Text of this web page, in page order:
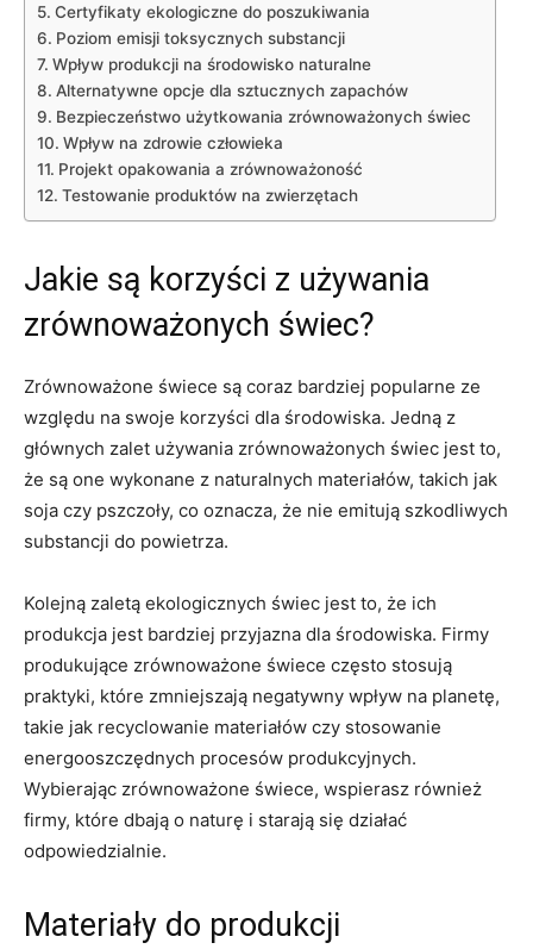
Certyfikaty ‍ekologiczne do poszukiwania
Poziom emisji toksycznych substancji
Wpływ produkcji na środowisko naturalne
Alternatywne opcje dla sztucznych zapachów
Bezpieczeństwo użytkowania zrównoważonych świec
Wpływ na ⁣zdrowie człowieka
Projekt opakowania a zrównoważoność
Testowanie produktów na zwierzętach
Jakie są korzyści z używania
zrównoważonych świec?
Zrównoważone świece są coraz ⁣bardziej popularne ze⁣
względu na swoje ⁣korzyści dla środowiska.⁤ Jedną z
głównych ⁣zalet używania zrównoważonych​ świec jest to,
że są one ⁣wykonane z naturalnych materiałów,⁤ takich jak
soja czy pszczoły, ⁣co oznacza, że nie emitują szkodliwych
substancji do powietrza.
Kolejną ‌zaletą ekologicznych ⁣świec ​jest to, że ich
produkcja jest bardziej przyjazna‍ dla środowiska.‌ Firmy​
produkujące zrównoważone ‍świece często stosują
praktyki, które zmniejszają ‍negatywny wpływ na ⁣planetę,
takie jak recyclowanie materiałów czy stosowanie
energooszczędnych procesów produkcyjnych.
Wybierając zrównoważone ⁢świece, wspierasz również
⁣firmy, które dbają o naturę i⁤ starają się działać‌
odpowiedzialnie.
Materiały do produkcji